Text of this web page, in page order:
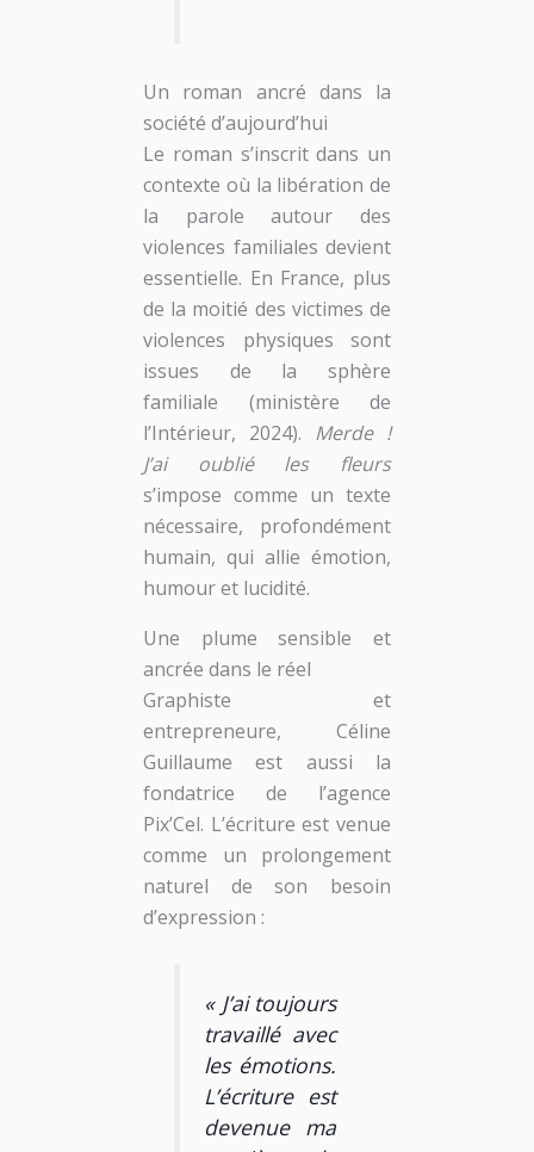
Un roman ancré dans la
société d’aujourd’hui
Le roman s’inscrit dans un
contexte où la libération de
la parole autour des
violences familiales devient
essentielle. En France, plus
de la moitié des victimes de
violences physiques sont
issues de la sphère
familiale (ministère de
l’Intérieur, 2024). Merde !
J’ai oublié les fleurs
s’impose comme un texte
nécessaire, profondément
humain, qui allie émotion,
humour et lucidité.
Une plume sensible et
ancrée dans le réel
Graphiste et
entrepreneure, Céline
Guillaume est aussi la
fondatrice de l’agence
Pix’Cel. L’écriture est venue
comme un prolongement
naturel de son besoin
d’expression :
« J’ai toujours
travaillé avec
les émotions.
L’écriture est
devenue ma